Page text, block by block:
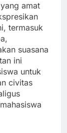
amat
termasuk
suasana
ini
untuk
civitas